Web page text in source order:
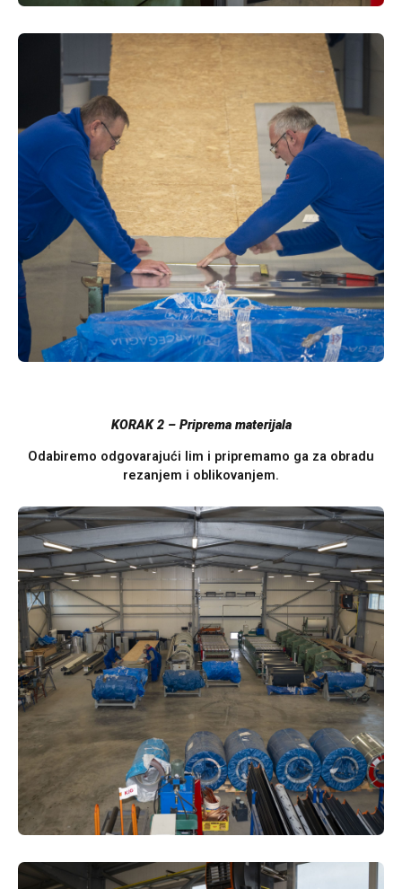
KORAK 2 – Priprema materijala
Odabiremo odgovarajući lim i pripremamo ga za obradu
rezanjem i oblikovanjem.